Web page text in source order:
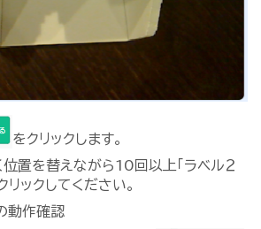
をクリックします。
置を替えながら10回以上「ラベル２
リックしてください。
動作確認